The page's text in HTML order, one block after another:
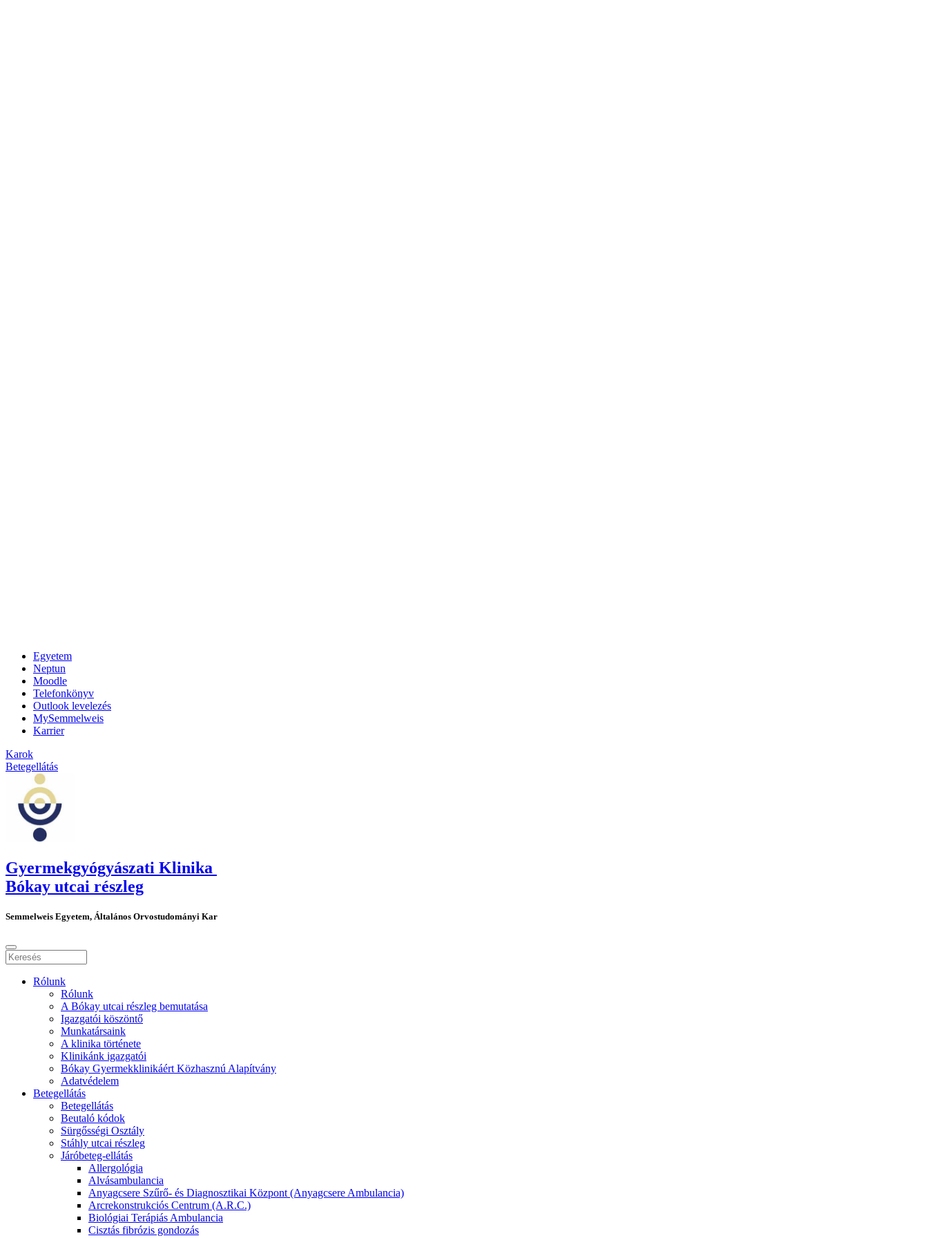
Egyetem
Neptun
Moodle
Telefonkönyv
Outlook levelezés
MySemmelweis
Karrier
Karok
Betegellátás
Gyermekgyógyászati Klinika
Bókay utcai részleg
Semmelweis Egyetem, Általános Orvostudományi Kar
Rólunk
Rólunk
A Bókay utcai részleg bemutatása
Igazgatói köszöntő
Munkatársaink
A klinika története
Klinikánk igazgatói
Bókay Gyermekklinikáért Közhasznú Alapítvány
Adatvédelem
Betegellátás
Betegellátás
Beutaló kódok
Sürgősségi Osztály
Stáhly utcai részleg
Járóbeteg-ellátás
Allergológia
Alvásambulancia
Anyagcsere Szűrő- és Diagnosztikai Központ (Anyagcsere Ambulancia)
Arcrekonstrukciós Centrum (A.R.C.)
Biológiai Terápiás Ambulancia
Cisztás fibrózis gondozás